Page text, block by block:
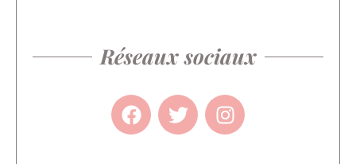
Réseaux sociaux